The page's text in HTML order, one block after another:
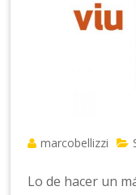
marcobellizzi
Lo de hacer un